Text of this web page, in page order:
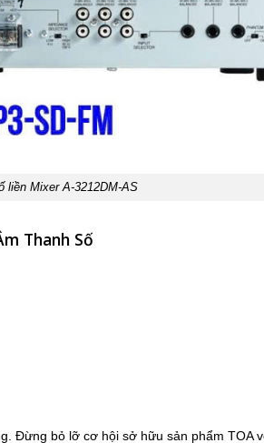
liền Mixer A-3212DM-AS
Thanh Số
Đừng bỏ lỡ cơ hội sở hữu sản phẩm TOA